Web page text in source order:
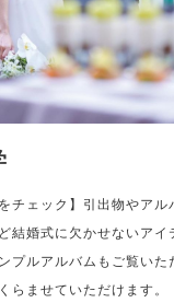
チェック】引出物やアル
結婚式に欠かせないアイ
プルアルバムもご覧いた
らませていただけます。